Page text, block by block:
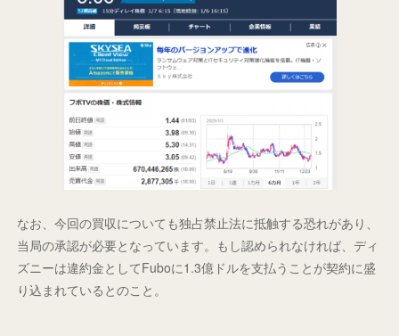
なお、今回の買収についても独占禁止法に抵触する恐れがあり、
当局の承認が必要となっています。もし認められなければ、ディ
ズニーは違約金としてFuboに1.3億ドルを支払うことが契約に盛
り込まれているとのこと。